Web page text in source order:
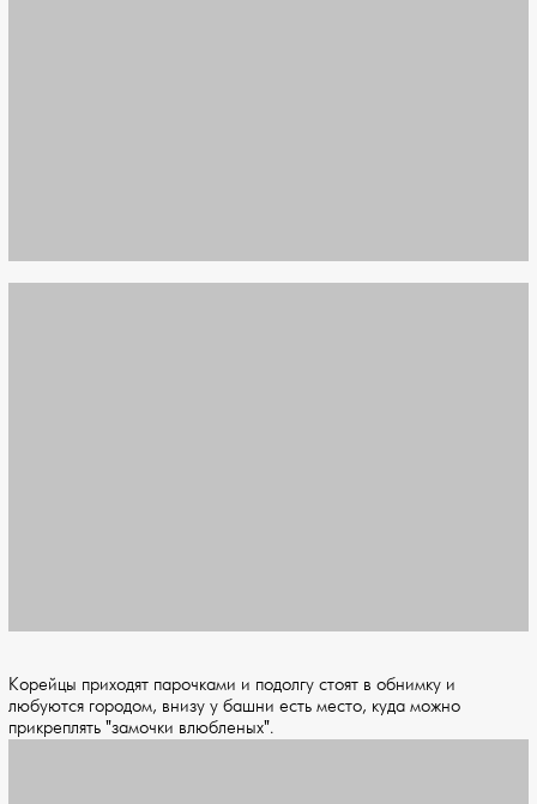
Корейцы приходят парочками и подолгу стоят в обнимку и
любуются городом, внизу у башни есть место, куда можно
прикреплять "замочки влюбленых".